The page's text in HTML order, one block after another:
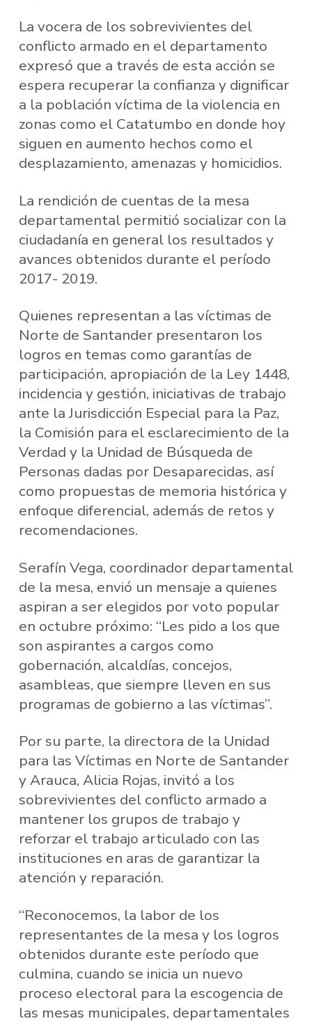
La vocera de los sobrevivientes del
conflicto armado en el departamento
expresó que a través de esta acción se
espera recuperar la confianza y dignificar
a la población víctima de la violencia en
zonas como el Catatumbo en donde hoy
siguen en aumento hechos como el
desplazamiento, amenazas y homicidios.
La rendición de cuentas de la mesa
departamental permitió socializar con la
ciudadanía en general los resultados y
avances obtenidos durante el período
2017- 2019.
Quienes representan a las víctimas de
Norte de Santander presentaron los
logros en temas como garantías de
participación, apropiación de la Ley 1448,
incidencia y gestión, iniciativas de trabajo
ante la Jurisdicción Especial para la Paz,
la Comisión para el esclarecimiento de la
Verdad y la Unidad de Búsqueda de
Personas dadas por Desaparecidas, así
como propuestas de memoria histórica y
enfoque diferencial, además de retos y
recomendaciones.
Serafín Vega, coordinador departamental
de la mesa, envió un mensaje a quienes
aspiran a ser elegidos por voto popular
en octubre próximo: “Les pido a los que
son aspirantes a cargos como
gobernación, alcaldías, concejos,
asambleas, que siempre lleven en sus
programas de gobierno a las víctimas”.
Por su parte, la directora de la Unidad
para las Víctimas en Norte de Santander
y Arauca, Alicia Rojas, invitó a los
sobrevivientes del conflicto armado a
mantener los grupos de trabajo y
reforzar el trabajo articulado con las
instituciones en aras de garantizar la
atención y reparación.
“Reconocemos, la labor de los
representantes de la mesa y los logros
obtenidos durante este período que
culmina, cuando se inicia un nuevo
proceso electoral para la escogencia de
las mesas municipales, departamentales